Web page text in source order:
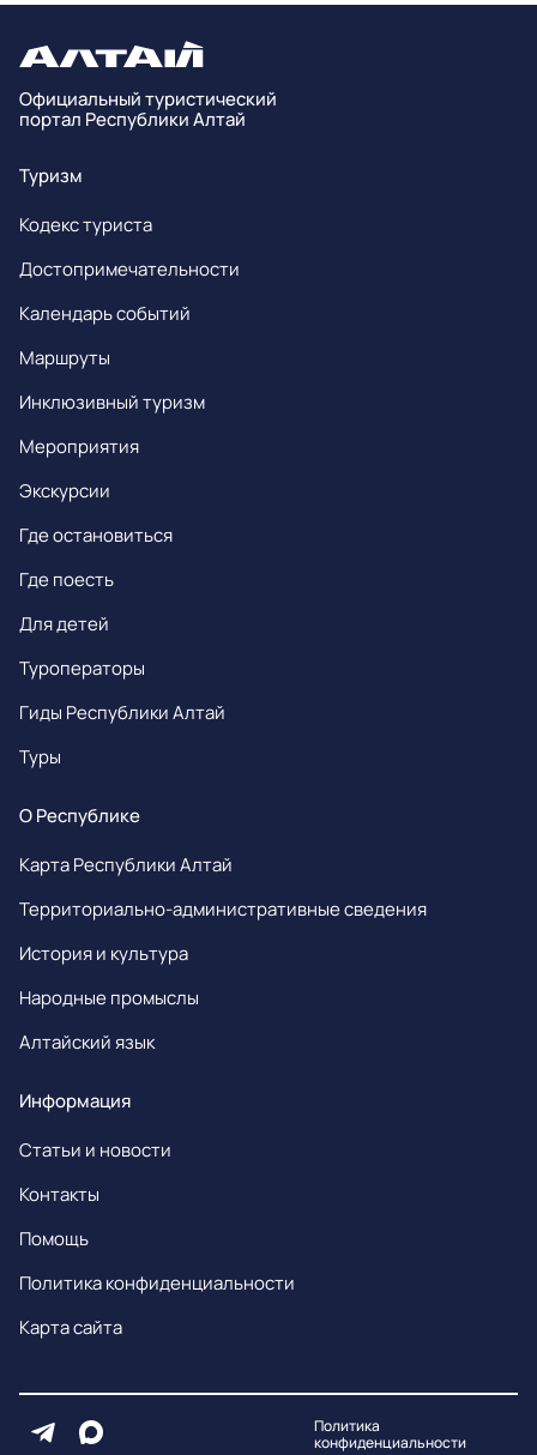
Официальный туристический
портал Республики Алтай
Туризм
Кодекс туриста
Достопримечательности
Календарь событий
Маршруты
Инклюзивный туризм
Мероприятия
Экскурсии
Где остановиться
Где поесть
Для детей
Туроператоры
Гиды Республики Алтай
Туры
О Республике
Карта Республики Алтай
Территориально-административные сведения
История и культура
Народные промыслы
Алтайский язык
Информация
Статьи и новости
Контакты
Помощь
Политика конфиденциальности
Карта сайта
Политика
конфиденциальности